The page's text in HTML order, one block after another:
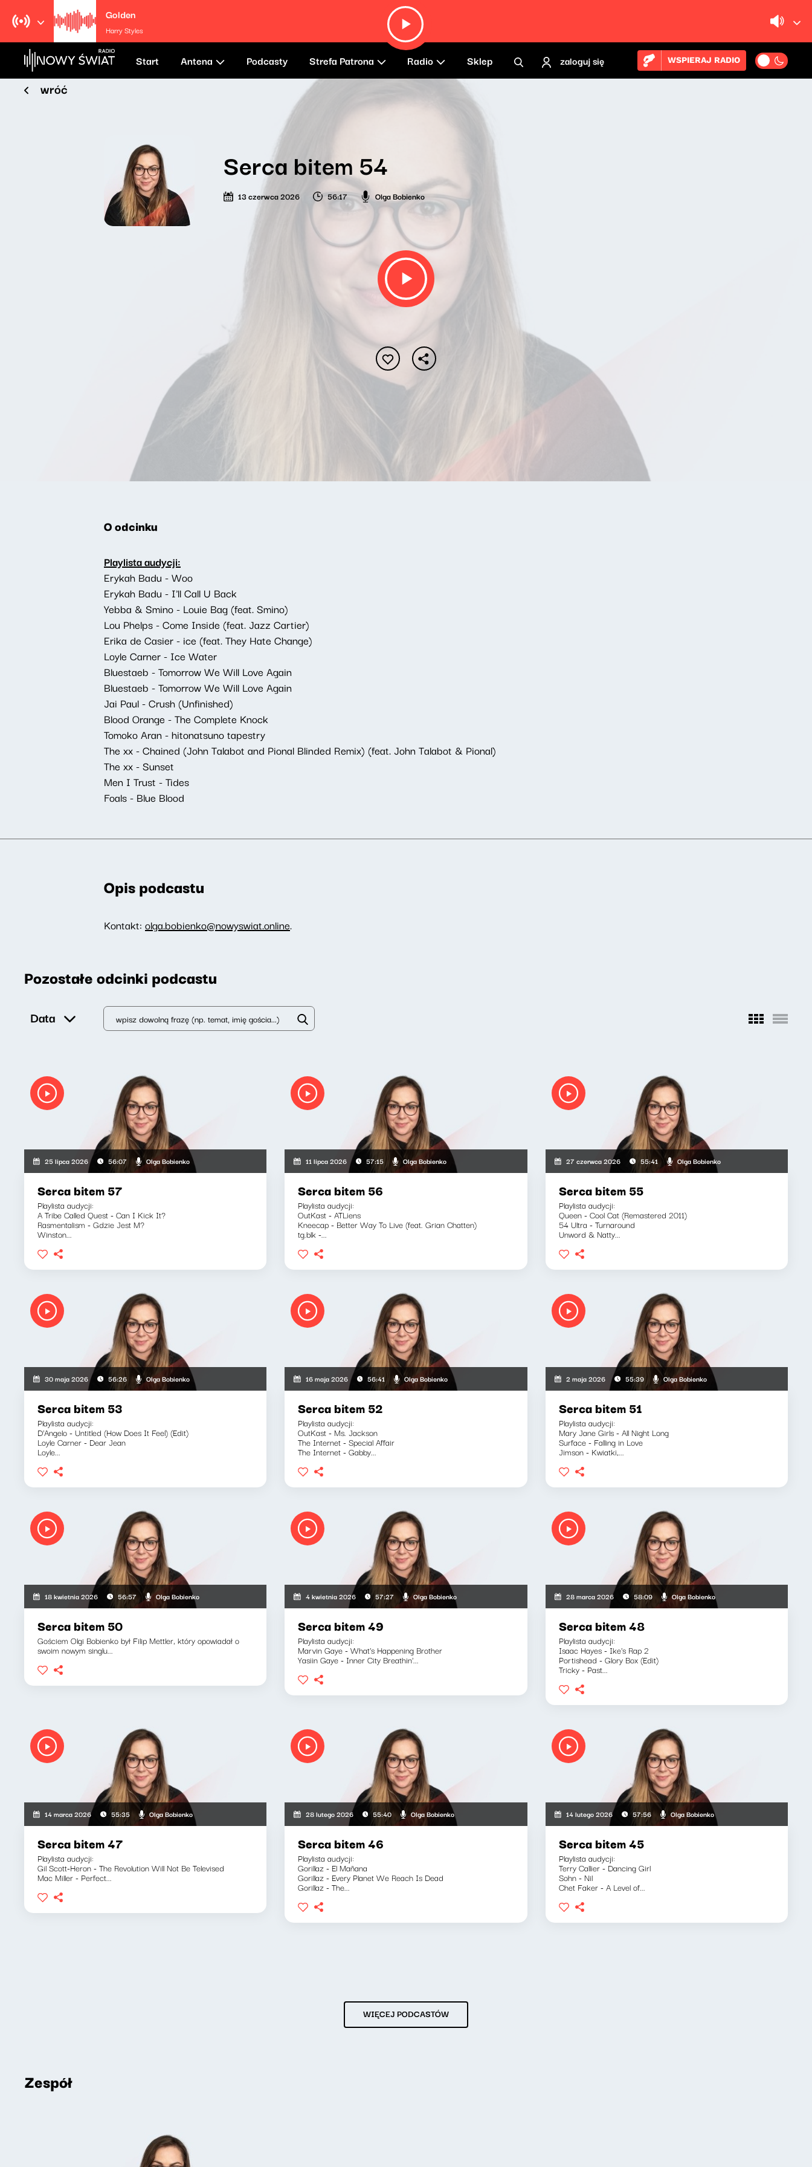
Golden
Harry Styles
Start Antena Podcasty Strefa Patrona Radio Sklep zaloguj się WSPIERAJ RADIO
wróć
Serca bitem 54
13 czerwca 2026 56:17 Olga Bobienko
O odcinku
Playlista audycji:
Erykah Badu - Woo
Erykah Badu - I'll Call U Back
Yebba & Smino - Louie Bag (feat. Smino)
Lou Phelps - Come Inside (feat. Jazz Cartier)
Erika de Casier - ice (feat. They Hate Change)
Loyle Carner - Ice Water
Bluestaeb - Tomorrow We Will Love Again
Bluestaeb - Tomorrow We Will Love Again
Jai Paul - Crush (Unfinished)
Blood Orange - The Complete Knock
Tomoko Aran - hitonatsuno tapestry
The xx - Chained (John Talabot and Pional Blinded Remix) (feat. John Talabot & Pional)
The xx - Sunset
Men I Trust - Tides
Foals - Blue Blood
Opis podcastu
Kontakt: olga.bobienko@nowyswiat.online.
Pozostałe odcinki podcastu
Data
25 lipca 2026 56:07 Olga Bobienko
Serca bitem 57
Playlista audycji:
A Tribe Called Quest - Can I Kick It?
Rasmentalism - Gdzie Jest M?
Winston...
11 lipca 2026 57:15 Olga Bobienko
Serca bitem 56
Playlista audycji:
OutKast - ATLiens
Kneecap - Better Way To Live (feat. Grian Chatten)
tg.blk -...
27 czerwca 2026 55:41 Olga Bobienko
Serca bitem 55
Playlista audycji:
Queen - Cool Cat (Remastered 2011)
54 Ultra - Turnaround
Unword & Natty...
30 maja 2026 56:26 Olga Bobienko
Serca bitem 53
Playlista audycji:
D'Angelo - Untitled (How Does It Feel) (Edit)
Loyle Carner - Dear Jean
Loyle...
16 maja 2026 56:41 Olga Bobienko
Serca bitem 52
Playlista audycji:
OutKast - Ms. Jackson
The Internet - Special Affair
The Internet - Gabby...
2 maja 2026 55:39 Olga Bobienko
Serca bitem 51
Playlista audycji:
Mary Jane Girls - All Night Long
Surface - Falling in Love
Jimson - Kwiatki,...
18 kwietnia 2026 56:57 Olga Bobienko
Serca bitem 50
Gościem Olgi Bobienko był Filip Mettler, który opowiadał o
swoim nowym singlu...
4 kwietnia 2026 57:27 Olga Bobienko
Serca bitem 49
Playlista audycji:
Marvin Gaye - What's Happening Brother
Yasiin Gaye - Inner City Breathin'...
28 marca 2026 58:09 Olga Bobienko
Serca bitem 48
Playlista audycji:
Isaac Hayes - Ike's Rap 2
Portishead - Glory Box (Edit)
Tricky - Past...
14 marca 2026 55:35 Olga Bobienko
Serca bitem 47
Playlista audycji:
Gil Scott-Heron - The Revolution Will Not Be Televised
Mac Miller - Perfect...
28 lutego 2026 55:40 Olga Bobienko
Serca bitem 46
Playlista audycji:
Gorillaz - El Mañana
Gorillaz - Every Planet We Reach Is Dead
Gorillaz - The...
14 lutego 2026 57:56 Olga Bobienko
Serca bitem 45
Playlista audycji:
Terry Callier - Dancing Girl
Sohn - Nil
Chet Faker - A Level of...
WIĘCEJ PODCASTÓW
Zespół